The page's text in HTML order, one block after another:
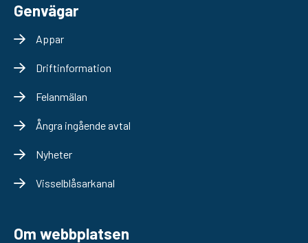
Genvägar
Appar
Driftinformation
Felanmälan
Ångra ingående avtal
Nyheter
Visselblåsarkanal
Om webbplatsen